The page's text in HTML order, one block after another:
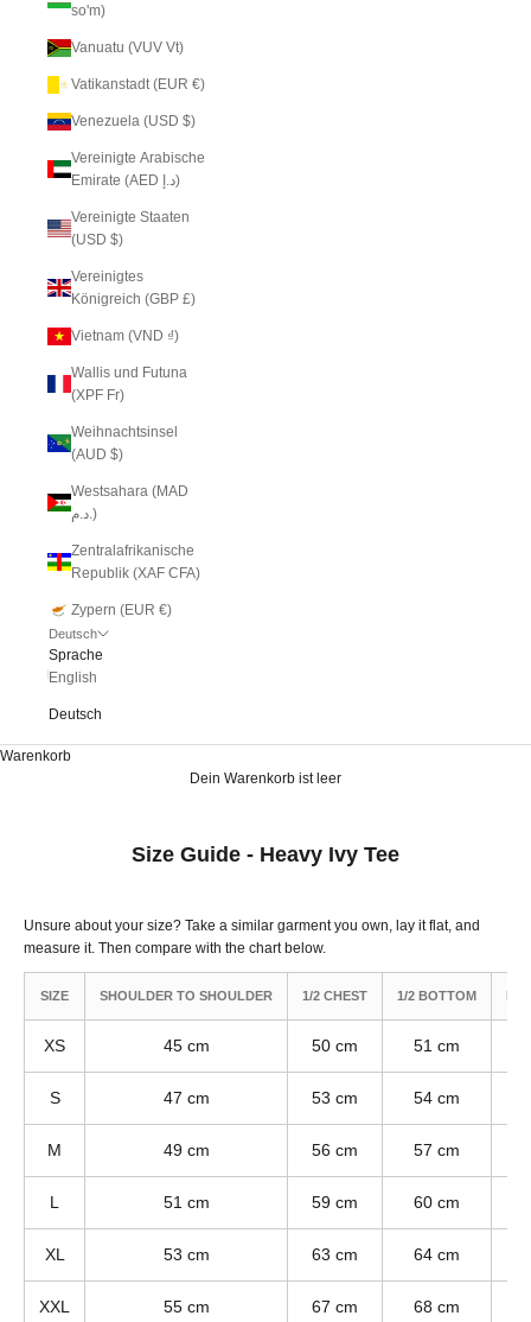
so'm)
Vanuatu (VUV Vt)
Vatikanstadt (EUR €)
Venezuela (USD $)
Vereinigte Arabische
Emirate (AED د.إ)
Vereinigte Staaten
(USD $)
Vereinigtes
Königreich (GBP £)
Vietnam (VND ₫)
Wallis und Futuna
(XPF Fr)
Weihnachtsinsel
(AUD $)
Westsahara (MAD
د.م.)
Zentralafrikanische
Republik (XAF CFA)
Zypern (EUR €)
Deutsch
Sprache
English
Deutsch
Warenkorb
Dein Warenkorb ist leer
Size Guide - Heavy Ivy Tee
Unsure about your size? Take a similar garment you own, lay it flat, and
measure it. Then compare with the chart below.
SIZE SHOULDER TO SHOULDER 1/2 CHEST 1/2 BOTTOM
XS 45 cm 50 cm 51 cm
S 47 cm 53 cm 54 cm
M 49 cm 56 cm 57 cm
L 51 cm 59 cm 60 cm
XL 53 cm 63 cm 64 cm
XXL 55 cm 67 cm 68 cm